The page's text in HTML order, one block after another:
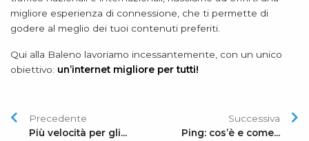
migliore esperienza di connessione, che ti permette di
godere al meglio dei tuoi contenuti preferiti.
Qui alla Baleno lavoriamo incessantemente, con un unico
obiettivo: un’internet migliore per tutti!
Precedente
Più velocità per gli...
Successiva
Ping: cos’è e come...